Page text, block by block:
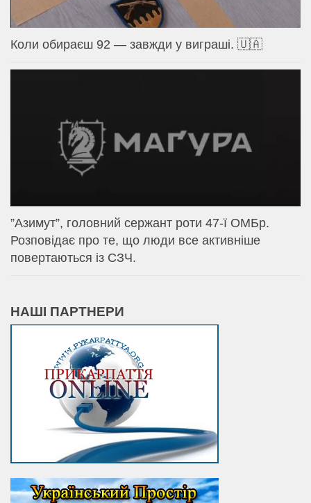
Коли обираєш 92 — завжди у виграші. 🇺🇦
⁨”Азимут”, головний сержант роти 47-ї ОМБр.
Розповідає про те, що люди все активніше
повертаються із СЗЧ.
НАШІ ПАРТНЕРИ